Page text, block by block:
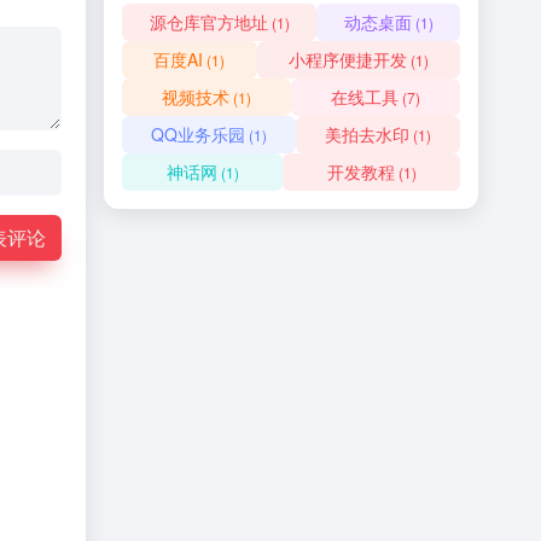
评论
源仓库官方地址 (1) 动态桌面(1)
百度AI (1) 小程序便捷开发(1)
视频技术 (1) 在线工具 (7)
QQ业务乐园 (1) 美拍去水印 (1)
神话网 (1) 开发教程 (1)